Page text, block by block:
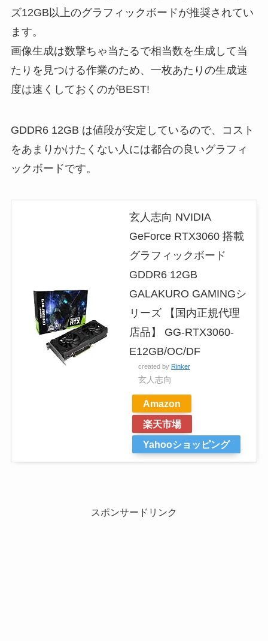
ズ12GB以上のグラフィックボードが推奨されてい
ます。
画像生成は数撃ちゃ当たるで相当数を生成して当
たりを見つける作業のため、一枚あたりの生成速
度は速くしておくのがBEST!
GDDR6 12GB は値段が安定しているので、コスト
をあまりかけたくない人には都合の良いグラフィ
ックボードです。
玄人志向 NVIDIA
GeForce RTX3060 搭載
グラフィックボード
GDDR6 12GB
GALAKURO GAMINGシ
リーズ 【国内正規代理
店品】 GG-RTX3060-
E12GB/OC/DF
created by Rinker
玄人志向
Amazon
楽天市場
Yahooショッピング
スポンサードリンク